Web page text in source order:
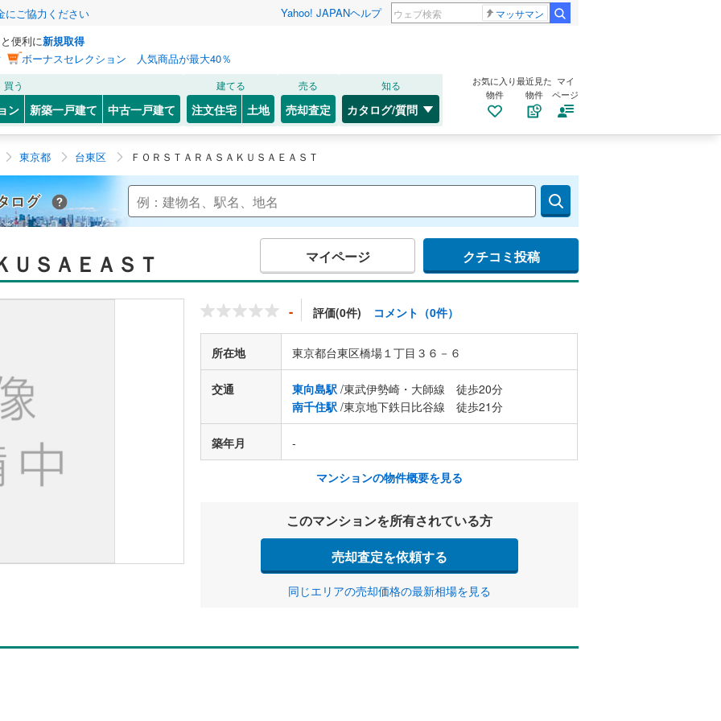
にご協力ください Yahoo! JAPANヘルプ マッサマン
便利に新規取得
ボーナスセレクション 人気商品が最大40％
買う
ン 新築一戸建て 中古一戸建て
建てる
注文住宅 土地
売る
売却査定
知る
カタログ/質問
お気に入り
物件
最近見た
物件
マイ
ページ
東京都 台東区 ＦＯＲＳＴＡＲＡＳＡＫＵＳＡＥＡＳＴ
Yahoo!不動産 マンションカタログ
ＵＳＡＥＡＳＴ マイページ クチコミ投稿
- 評価(0件) コメント（0件）
所在地 東京都台東区橋場１丁目３６－６
交通 東向島駅 /東武伊勢崎・大師線 徒歩20分
南千住駅 /東京地下鉄日比谷線 徒歩21分
築年月 -
マンションの物件概要を見る
このマンションを所有されている方
売却査定を依頼する
同じエリアの売却価格の最新相場を見る